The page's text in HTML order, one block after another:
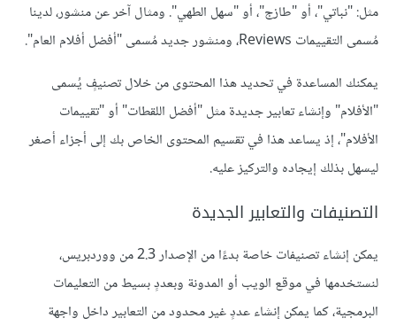
مثل: "نباتي"، أو "طازج"، أو "سهل الطهي". ومثال آخر عن منشور، لدينا
مُسمى التقييمات Reviews، ومنشور جديد مُسمى "أفضل أفلام العام".
يمكنك المساعدة في تحديد هذا المحتوى من خلال تصنيفٍ يُسمى
"الأفلام" وإنشاء تعابير جديدة مثل "أفضل اللقطات" أو "تقييمات
الأفلام"، إذ يساعد هذا في تقسيم المحتوى الخاص بك إلى أجزاء أصغر
ليسهل بذلك إيجاده والتركيز عليه.
التصنيفات والتعابير الجديدة
يمكن إنشاء تصنيفات خاصة بدءًا من الإصدار 2.3 من ووردبريس،
لنستخدمها في موقع الويب أو المدونة وبعددٍ بسيط من التعليمات
البرمجية، كما يمكن إنشاء عددٍ غير محدود من التعابير داخل واجهة